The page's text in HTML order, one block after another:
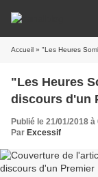
Accueil » "Les Heures
"Les Heures
discours d'un
Publié le 21/01/2018 à
Par Excessif